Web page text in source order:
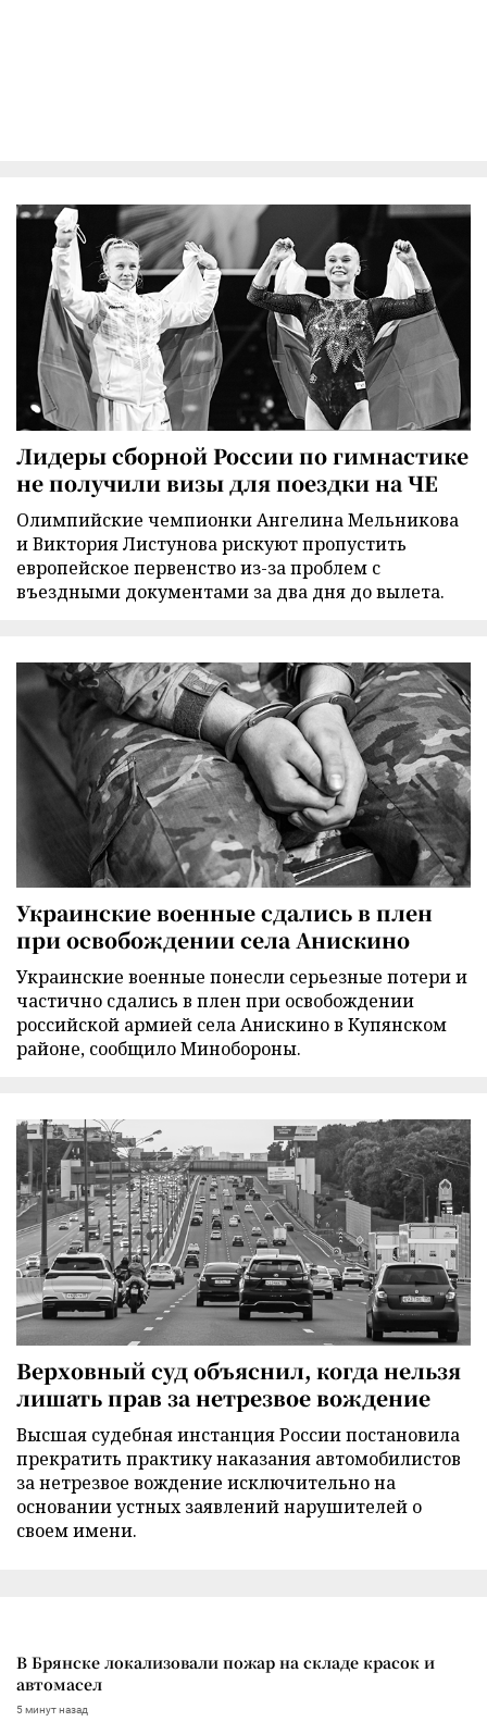
Лидеры сборной России по гимнастике
не получили визы для поездки на ЧЕ
Олимпийские чемпионки Ангелина Мельникова
и Виктория Листунова рискуют пропустить
европейское первенство из-за проблем с
въездными документами за два дня до вылета.
Украинские военные сдались в плен
при освобождении села Анискино
Украинские военные понесли серьезные потери и
частично сдались в плен при освобождении
российской армией села Анискино в Купянском
районе, сообщило Минобороны.
Верховный суд объяснил, когда нельзя
лишать прав за нетрезвое вождение
Высшая судебная инстанция России постановила
прекратить практику наказания автомобилистов
за нетрезвое вождение исключительно на
основании устных заявлений нарушителей о
своем имени.
В Брянске локализовали пожар на складе красок и
автомасел
5 минут назад